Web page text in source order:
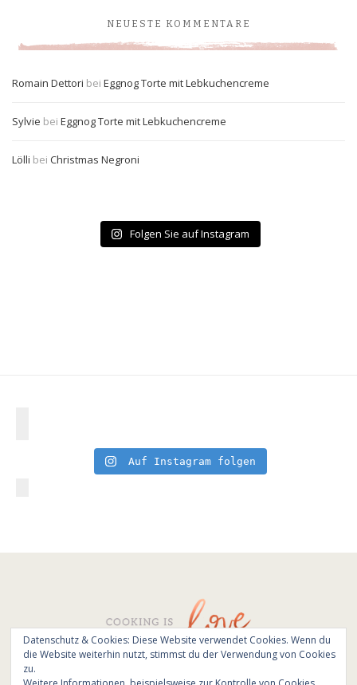
NEUESTE KOMMENTARE
Romain Dettori bei Eggnog Torte mit Lebkuchencreme
Sylvie bei Eggnog Torte mit Lebkuchencreme
Lölli bei Christmas Negroni
Folgen Sie auf Instagram
Auf Instagram folgen
© All Rights Reserved - Cooking is love 2017.
Datenschutz & Cookies: Diese Website verwendet Cookies. Wenn du
die Website weiterhin nutzt, stimmst du der Verwendung von Cookies
zu.